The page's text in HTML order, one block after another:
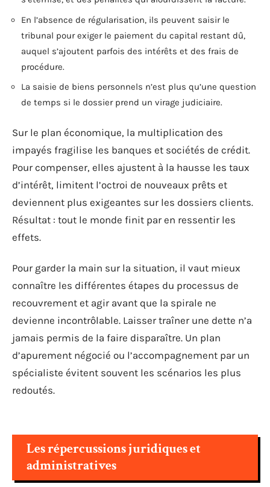
En l’absence de régularisation, ils peuvent saisir le
tribunal pour exiger le paiement du capital restant dû,
auquel s’ajoutent parfois des intérêts et des frais de
procédure.
La saisie de biens personnels n’est plus qu’une question
de temps si le dossier prend un virage judiciaire.
Sur le plan économique, la multiplication des
impayés fragilise les banques et sociétés de crédit.
Pour compenser, elles ajustent à la hausse les taux
d’intérêt, limitent l’octroi de nouveaux prêts et
deviennent plus exigeantes sur les dossiers clients.
Résultat : tout le monde finit par en ressentir les
effets.
Pour garder la main sur la situation, il vaut mieux
connaître les différentes étapes du processus de
recouvrement et agir avant que la spirale ne
devienne incontrôlable. Laisser traîner une dette n’a
jamais permis de la faire disparaître. Un plan
d’apurement négocié ou l’accompagnement par un
spécialiste évitent souvent les scénarios les plus
redoutés.
Les répercussions juridiques et
administratives